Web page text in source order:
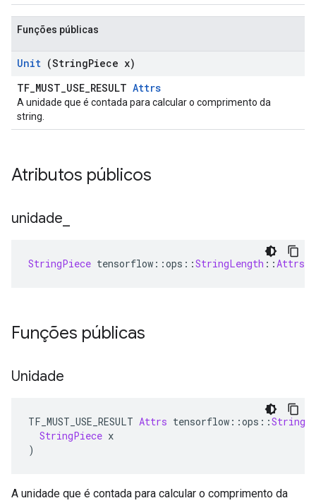
Funções públicas
Unit (StringPiece x)
TF_MUST_USE_RESULT Attrs
A unidade que é contada para calcular o comprimento da
string.
Atributos públicos
unidade
StringPiece tensorflow ::ops ::StringLength ::Attrs
Funções públicas
Unidade
TF_MUST_USE_RESULT Attrs tensorflow ::ops ::
StringPiece x
)
A unidade que é contada para calcular o comprimento da